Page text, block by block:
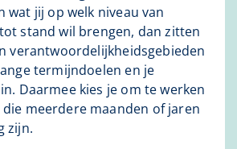
wat jij op welk niveau van
stand wil brengen, dan zitten
verantwoordelijkheidsgebieden
termijndoelen en je
Daarmee kies je om te werken
die meerdere maanden of jaren
zijn.